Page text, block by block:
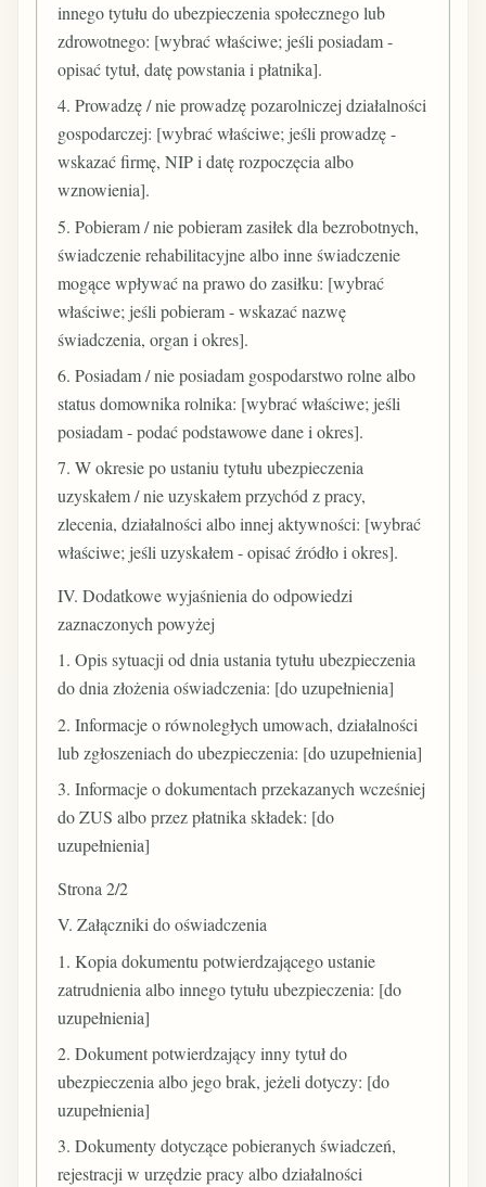
innego tytułu do ubezpieczenia społecznego lub
zdrowotnego: [wybrać właściwe; jeśli posiadam -
opisać tytuł, datę powstania i płatnika].
4. Prowadzę / nie prowadzę pozarolniczej działalności
gospodarczej: [wybrać właściwe; jeśli prowadzę -
wskazać firmę, NIP i datę rozpoczęcia albo
wznowienia].
5. Pobieram / nie pobieram zasiłek dla bezrobotnych,
świadczenie rehabilitacyjne albo inne świadczenie
mogące wpływać na prawo do zasiłku: [wybrać
właściwe; jeśli pobieram - wskazać nazwę
świadczenia, organ i okres].
6. Posiadam / nie posiadam gospodarstwo rolne albo
status domownika rolnika: [wybrać właściwe; jeśli
posiadam - podać podstawowe dane i okres].
7. W okresie po ustaniu tytułu ubezpieczenia
uzyskałem / nie uzyskałem przychód z pracy,
zlecenia, działalności albo innej aktywności: [wybrać
właściwe; jeśli uzyskałem - opisać źródło i okres].
IV. Dodatkowe wyjaśnienia do odpowiedzi
zaznaczonych powyżej
1. Opis sytuacji od dnia ustania tytułu ubezpieczenia
do dnia złożenia oświadczenia: [do uzupełnienia]
2. Informacje o równoległych umowach, działalności
lub zgłoszeniach do ubezpieczenia: [do uzupełnienia]
3. Informacje o dokumentach przekazanych wcześniej
do ZUS albo przez płatnika składek: [do
uzupełnienia]
Strona 2/2
V. Załączniki do oświadczenia
1. Kopia dokumentu potwierdzającego ustanie
zatrudnienia albo innego tytułu ubezpieczenia: [do
uzupełnienia]
2. Dokument potwierdzający inny tytuł do
ubezpieczenia albo jego brak, jeżeli dotyczy: [do
uzupełnienia]
3. Dokumenty dotyczące pobieranych świadczeń,
rejestracji w urzędzie pracy albo działalności